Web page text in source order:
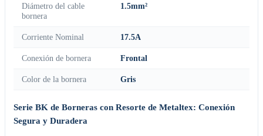
Diámetro del cable
bornera
1.5mm²
Corriente Nominal 17.5A
Conexión de bornera Frontal
Color de la bornera Gris
Serie BK de Borneras con Resorte de Metaltex: Conexión
Segura y Duradera